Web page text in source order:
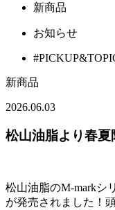
新商品
お知らせ
新商品
2026.06.03
松山油脂より春
松山油脂のM-markシ
が発売されました！